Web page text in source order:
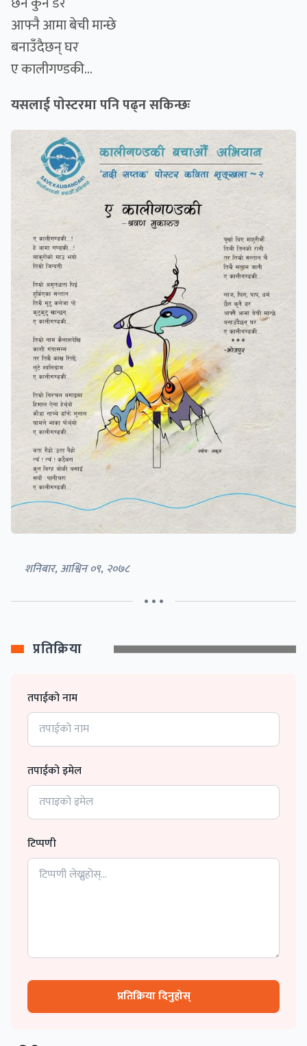
आफ्नै आमा बेची मान्छे
बनाउँदैछन् घर
ए कालीगण्डकी...
यसलाई पाेस्टरमा पनि पढ्न सकिन्छः
शनिबार, आश्विन ०९, २०७८
• • •
प्रतिक्रिया
तपाईको नाम
तपाईको इमेल
टिप्पणी
प्रतिक्रिया दिनुहोस्